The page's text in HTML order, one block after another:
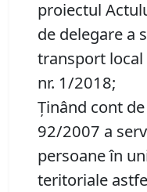
proiectul
de delegare a
transport
nr. 1/2018;
Ținând cont
92/2007 a
persoane în
teritoriale